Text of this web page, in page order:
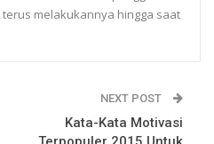
terus melakukannya hingga saat
NEXT POST
Kata-Kata Motivasi